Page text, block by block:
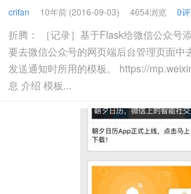
crifan 10年前 (2016-09-03) 4654浏览 0
折腾： ［记录］基于Flask给微信公众号
要去微信公众号的网页端后台管理页面中
发送通知时所用的模板。 https://
息 介绍 模板...